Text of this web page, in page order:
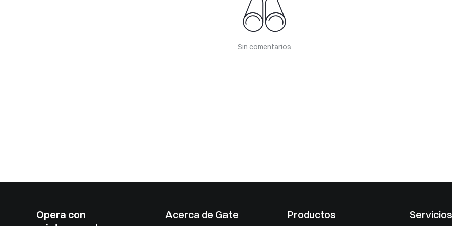
Sin comentarios
Opera con
Acerca de Gate Productos Servicios